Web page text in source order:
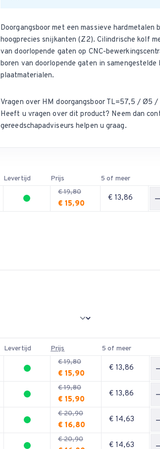
Doorgangsboor met een massieve
hoogprecies snijkanten (Z2). Cilindrische kolf
van doorlopende gaten op CNC-
boren van doorlopende gaten in
plaatmaterialen.
Vragen over HM doorgangsboor TL=57,5 / Ø5
Heeft u vragen over dit product? Neem dan
gereedschapadviseurs helpen u graag.
Levertijd Prijs 5 of meer
€ 19,80
€ 15,90
€ 13,86
Levertijd Prijs 5 of meer
€ 19,80
€ 15,90
€ 13,86
€ 19,80
€ 15,90
€ 13,86
€ 20,90
€ 16,80
€ 14,63
€ 20,90
€ 14,63